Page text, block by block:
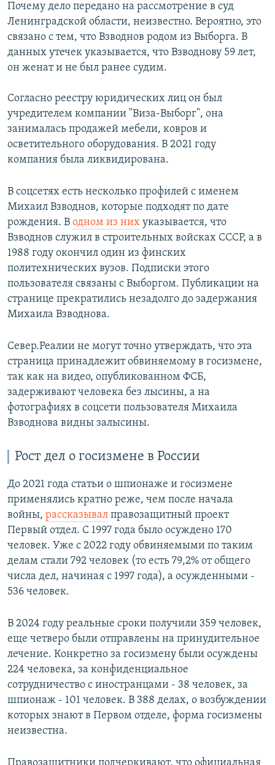
Почему дело передано на рассмотрение в суд
Ленинградской области, неизвестно. Вероятно, это
связано с тем, что Взводнов родом из Выборга. В
данных утечек указывается, что Взводнову 59 лет,
он женат и не был ранее судим.
Согласно реестру юридических лиц он был
учредителем компании "Виза-Выборг", она
занималась продажей мебели, ковров и
осветительного оборудования. В 2021 году
компания была ликвидирована.
В соцсетях есть несколько профилей с именем
Михаил Взводнов, которые подходят по дате
рождения. В одном из них указывается, что
Взводнов служил в строительных войсках СССР, а в
1988 году окончил один из финских
политехнических вузов. Подписки этого
пользователя связаны с Выборгом. Публикации на
странице прекратились незадолго до задержания
Михаила Взводнова.
Север.Реалии не могут точно утверждать, что эта
страница принадлежит обвиняемому в госизмене,
так как на видео, опубликованном ФСБ,
задерживают человека без лысины, а на
фотографиях в соцсети пользователя Михаила
Взводнова видны залысины.
Рост дел о госизмене в России
До 2021 года статьи о шпионаже и госизмене
применялись кратно реже, чем после начала
войны, рассказывал правозащитный проект
Первый отдел. С 1997 года было осуждено 170
человек. Уже с 2022 году обвиняемыми по таким
делам стали 792 человек (то есть 79,2% от общего
числа дел, начиная с 1997 года), а осужденными -
536 человек.
В 2024 году реальные сроки получили 359 человек,
еще четверо были отправлены на принудительное
лечение. Конкретно за госизмену были осуждены
224 человека, за конфиденциальное
сотрудничество с иностранцами - 38 человек, за
шпионаж - 101 человек. В 388 делах, о возбуждении
которых знают в Первом отделе, форма госизмены
неизвестна.